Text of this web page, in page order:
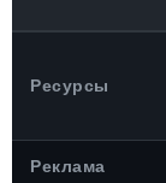
Ресурсы
Реклама